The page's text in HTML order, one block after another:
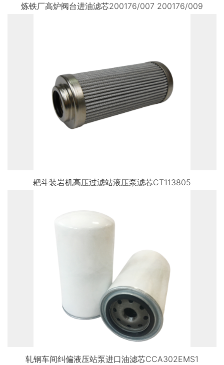
炼铁厂高炉阀台进油滤芯200176/007 200176/009
耙斗装岩机高压过滤站液压泵滤芯CT113805
轧钢车间纠偏液压站泵进口油滤芯CCA302EMS1